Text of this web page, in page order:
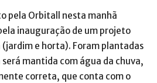
pela Orbitall nesta manhã
inauguração de um projeto
e horta). Foram plantadas
será mantida com água da chuva,
correta, que conta com o